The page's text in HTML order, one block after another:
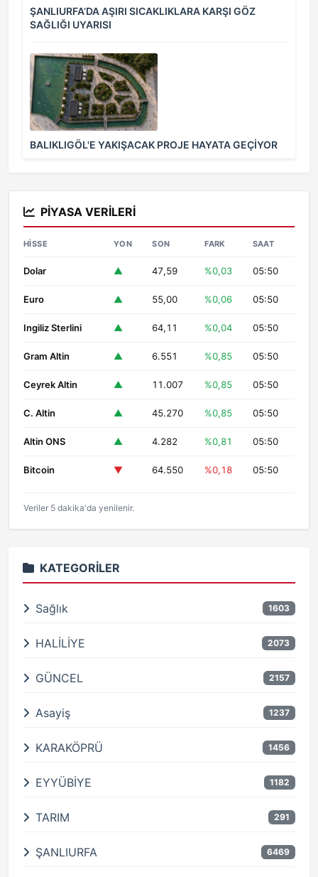
ŞANLIURFA’DA AŞIRI SICAKLIKLARA KARŞI GÖZ
SAĞLIĞI UYARISI
BALIKLIGÖL'E YAKIŞACAK PROJE HAYATA GEÇİYOR
PIYASA VERILERI
HISSE YON SON FARK SAAT
Dolar ▲ 47,59 %0,03 05:50
Euro ▲ 55,00 %0,06 05:50
Ingiliz Sterlini ▲ 64,11 %0,04 05:50
Gram Altin ▲ 6.551 %0,85 05:50
Ceyrek Altin ▲ 11.007 %0,85 05:50
C. Altin ▲ 45.270 %0,85 05:50
Altin ONS ▲ 4.282 %0,81 05:50
Bitcoin ▼ 64.550 %0,18 05:50
Veriler 5 dakika'da yenilenir.
KATEGORILER
Sağlık 1603
HALİLİYE 2073
GÜNCEL 2157
Asayiş 1237
KARAKÖPRÜ 1456
EYYÜBİYE 1182
TARIM 291
ŞANLIURFA 6469